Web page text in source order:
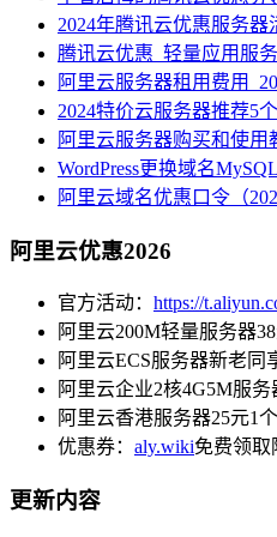
2024年腾讯云优惠服务
腾讯云优惠_轻量应用服
阿里云服务器租用费用
2024特价云服务器推荐5
阿里云服务器购买和使用
WordPress更换域名
阿里云域名优惠口令（
阿里云优惠2026
官方活动： https://
阿里云200M轻量服务器
阿里云ECS服务器新老同
阿里云企业2核4G5M服务
阿里云香港服务器25元1
优惠券： aly.wiki免费领取
更新内容